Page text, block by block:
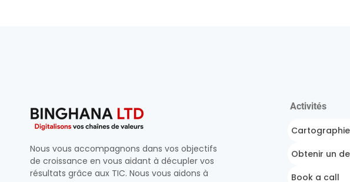
Nous vous accompagnons dans vos objectifs
de croissance en vous aidant à décupler vos
résultats grâce aux TIC. Nous vous aidons à
Activités
Obtenir un
Book a call